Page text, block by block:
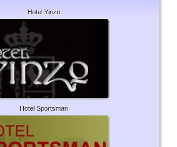
Hotel Yinzo
Hotel Sportsman